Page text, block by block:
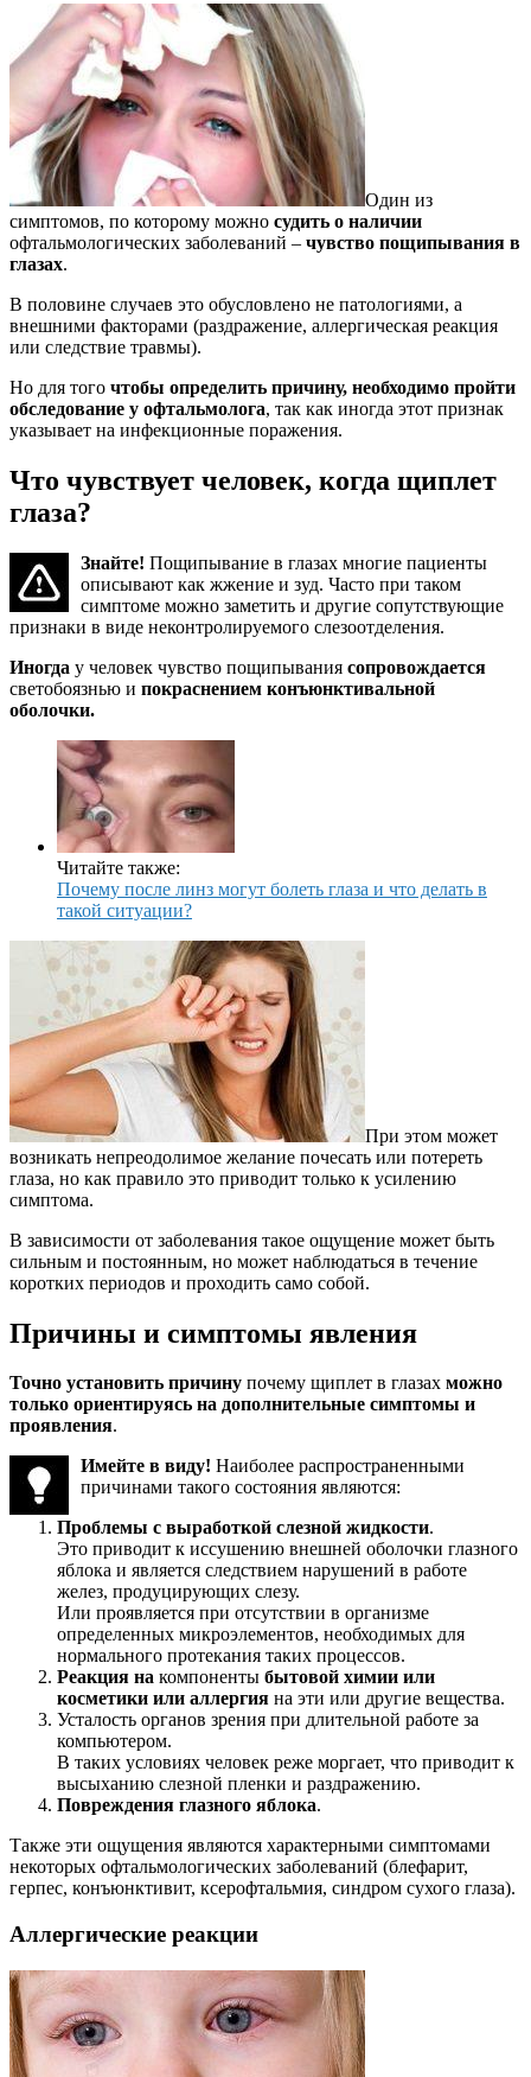
Один из
симптомов, по которому можно судить о наличии
офтальмологических заболеваний – чувство пощипывания в
глазах.
В половине случаев это обусловлено не патологиями, а
внешними факторами (раздражение, аллергическая реакция
или следствие травмы).
Но для того чтобы определить причину, необходимо пройти
обследование у офтальмолога, так как иногда этот признак
указывает на инфекционные поражения.
Что чувствует человек, когда щиплет
глаза?
Знайте! Пощипывание в глазах многие пациенты
описывают как жжение и зуд. Часто при таком
симптоме можно заметить и другие сопутствующие
признаки в виде неконтролируемого слезоотделения.
Иногда у человек чувство пощипывания сопровождается
светобоязнью и покраснением конъюнктивальной
оболочки.
Читайте также:
Почему после линз могут болеть глаза и что делать в
такой ситуации?
При этом может
возникать непреодолимое желание почесать или потереть
глаза, но как правило это приводит только к усилению
симптома.
В зависимости от заболевания такое ощущение может быть
сильным и постоянным, но может наблюдаться в течение
коротких периодов и проходить само собой.
Причины и симптомы явления
Точно установить причину почему щиплет в глазах можно
только ориентируясь на дополнительные симптомы и
проявления.
Имейте в виду! Наиболее распространенными
причинами такого состояния являются:
Проблемы с выработкой слезной жидкости.
Это приводит к иссушению внешней оболочки глазного
яблока и является следствием нарушений в работе
желез, продуцирующих слезу.
Или проявляется при отсутствии в организме
определенных микроэлементов, необходимых для
нормального протекания таких процессов.
Реакция на компоненты бытовой химии или
косметики или аллергия на эти или другие вещества.
Усталость органов зрения при длительной работе за
компьютером.
В таких условиях человек реже моргает, что приводит к
высыханию слезной пленки и раздражению.
Повреждения глазного яблока.
Также эти ощущения являются характерными симптомами
некоторых офтальмологических заболеваний (блефарит,
герпес, конъюнктивит, ксерофтальмия, синдром сухого глаза).
Аллергические реакции